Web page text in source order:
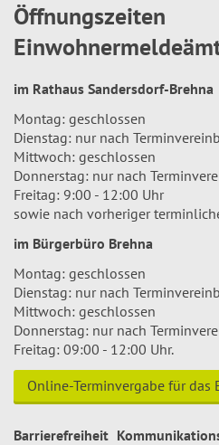
Öffnungszeiten
im Rathaus Sandersdorf-Brehna
Montag: geschlossen
Dienstag: nur nach
Mittwoch: geschlossen
Donnerstag: nur nach
Freitag: 9:00 - 12:00 Uhr
sowie nach vorheriger
im Bürgerbüro Brehna
Montag: geschlossen
Dienstag: nur nach
Mittwoch: geschlossen
Donnerstag: nur nach
Freitag: 09:00 - 12:00 Uhr.
Online-Terminvergabe für
Barrierefreiheit